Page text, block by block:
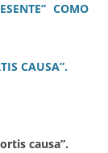
COMO
CAUSA”.
causa”.